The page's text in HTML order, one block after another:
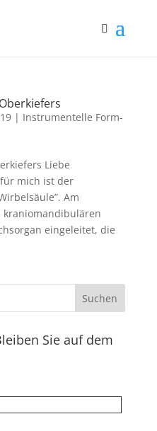
| Instrumentelle Form-
Liebe
mich ist der
Am
kraniomandibulären
eingeleitet, die
Sie auf dem